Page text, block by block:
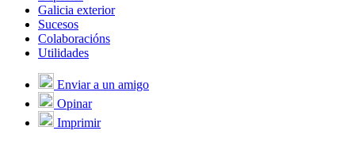
Galicia exterior
Sucesos
Colaboracións
Utilidades
Enviar a un amigo
Opinar
Imprimir